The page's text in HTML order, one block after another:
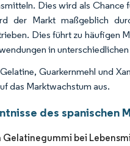
Dies wird als Chance
der Markt maßgeblich
Dies führt zu häufigen
in
Guarkernmehl und
das Marktwachstum aus.
des
Gelatinegummi bei